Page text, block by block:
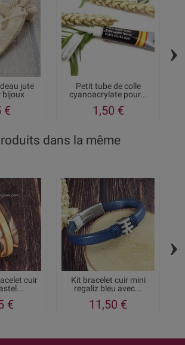
jute
bijoux
€
Petit tube de colle
cyanoacrylate pour...
1,50 €
›
dans la même
cuir
€
Kit bracelet cuir mini
regaliz bleu avec...
11,50 €
›